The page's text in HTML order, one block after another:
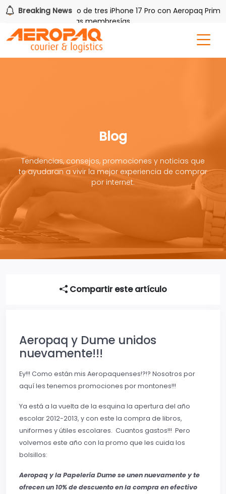
Breaking News
Gana uno de tres iPhone 17 Pro con Aeropaq Prime
tres meses nuevas membresías
Blog
Tendencias, consejos, promociones y noticias que
te ayudaran a vivir la mejor experiencia de comprar
por internet.
Compartir este artículo
Aeropaq y Dume unidos
nuevamente!!!
Ey!!! Como están mis Aeropaquenses!?!? Nosotros por
aquí les tenemos promociones por montones!!!
Ya está a la vuelta de la esquina la apertura del año
escolar 2012-2013, y con este la compra de libros,
uniformes y útiles escolares. Cuantos gastos!!! Pero
volvemos este año con la promo que les cuida los
bolsillos:
Aeropaq y la Papelería Dume se unen nuevamente y te
ofrecen un 10% de descuentoen la compra en efectivo